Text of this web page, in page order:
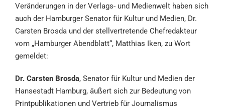
Veränderungen in der Verlags- und Medienwelt haben sich
auch der Hamburger Senator für Kultur und Medien, Dr.
Carsten Brosda und der stellvertretende Chefredakteur
vom „Hamburger Abendblatt“, Matthias Iken, zu Wort
gemeldet:
Dr. Carsten Brosda, Senator für Kultur und Medien der
Hansestadt Hamburg, äußert sich zur Bedeutung von
Printpublikationen und Vertrieb für Journalismus